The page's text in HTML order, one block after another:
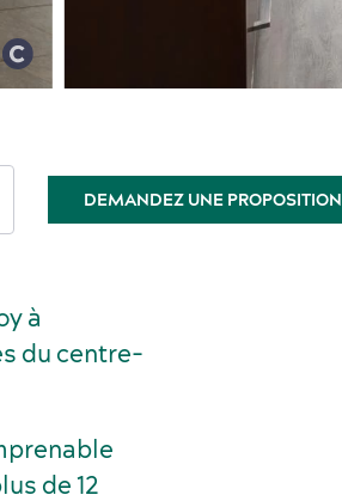
DEMANDEZ UNE PROPOSITION
à
du centre-
de 12